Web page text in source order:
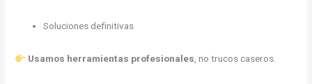
Soluciones definitivas
Usamos herramientas profesionales, no trucos caseros.